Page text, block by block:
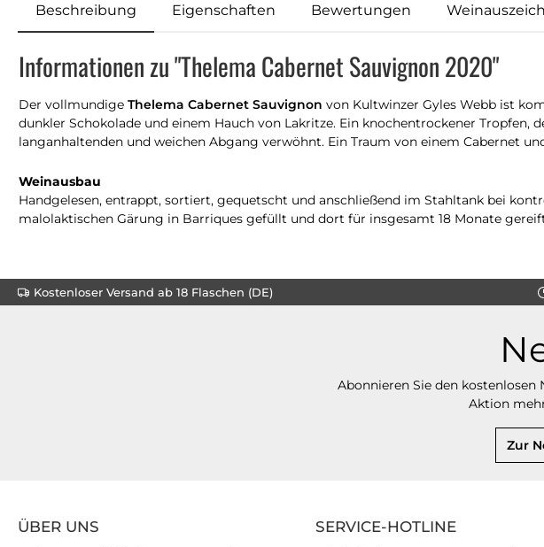
Beschreibung Eigenschaften Bewertungen
Informationen zu "Thelema Cabernet Sauvignon 2020"
Der vollmundige Thelema Cabernet Sauvignon von Kultwinzer Gyles Webb ist
dunkler Schokolade und einem Hauch von Lakritze. Ein knochentrockener
langanhaltenden und weichen Abgang verwöhnt. Ein Traum von einem Cabernet
Weinausbau
Handgelesen, entrappt, sortiert, gequetscht und anschließend im Stahltank bei
malolaktischen Gärung in Barriques gefüllt und dort für insgesamt 18 Monate
Kostenloser Versand ab 18 Flaschen (DE)
Abonnieren Sie den kostenlosen
Aktion
Zur
SERVICE-HOTLINE
ÜBER UNS